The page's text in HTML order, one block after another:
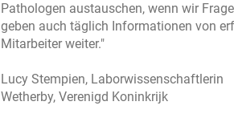
Pathologen austauschen, wenn wir
geben auch täglich Informationen von
Mitarbeiter weiter."
Lucy Stempien, Laborwissenschaftlerin
Wetherby, Verenigd Koninkrijk